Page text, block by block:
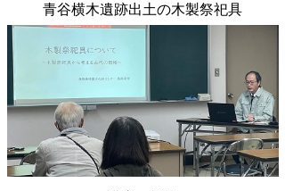
青谷横木遺跡出土の木製祭祀具